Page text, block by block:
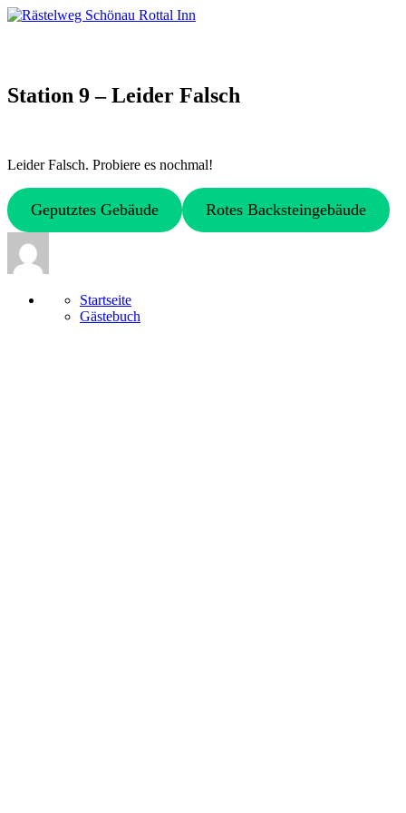
Skip
Station 9 – Leider Falsch
Leider Falsch. Probiere es nochmal!
Geputztes Gebäude Rotes Backsteingebäude
all
posts
loyol
Startseite
Gästebuch